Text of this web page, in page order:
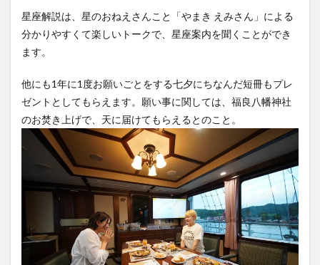
星座解説は、星のおねえさんこと「やまき えみさん」による
分かりやすくて楽しいトークで、星座案内を聞くことができ
ます。
他にも1年に1度お願いごとをする七夕にちなんだ短冊もプレ
ゼントとしてもらえます。願い事に関しては、福良八幡神社
のお焚き上げで、天に届けてもらえるとのこと。